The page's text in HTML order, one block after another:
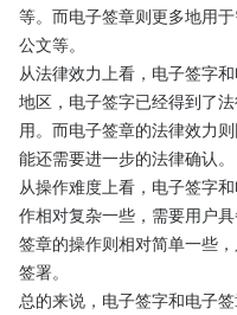
等。而电子签章则更多地用
公文等。
从法律效力上看，电子签字
地区，电子签字已经得到了
用。而电子签章的法律效力
能还需要进一步的法律确认。
从操作难度上看，电子签字
作相对复杂一些，需要用户
签章的操作则相对简单一些
签署。
总的来说，电子签字和电子